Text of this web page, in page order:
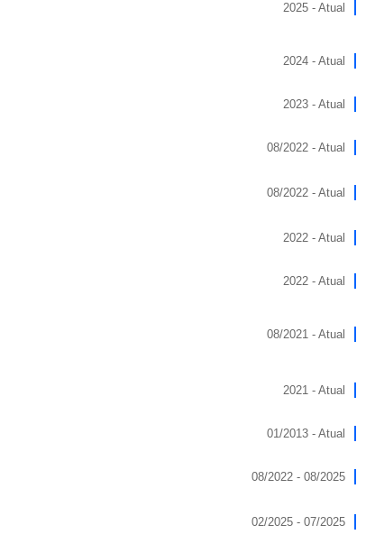
2025 - Atual
2024 - Atual
2023 - Atual
08/2022 - Atual
08/2022 - Atual
2022 - Atual
2022 - Atual
08/2021 - Atual
2021 - Atual
01/2013 - Atual
08/2022 - 08/2025
02/2025 - 07/2025